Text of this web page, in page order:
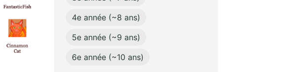
4e année (~8 ans)
5e année (~9 ans)
6e année (~10 ans)